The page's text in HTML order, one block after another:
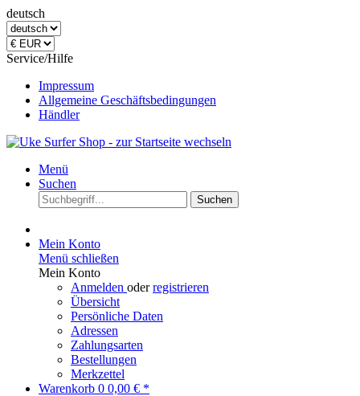
deutsch
Service/Hilfe
Impressum
Allgemeine Geschäftsbedingungen
Händler
Menü
Suchen
Suchen
Mein Konto
Menü schließen
Mein Konto
Anmelden oderregistrieren
Übersicht
Persönliche Daten
Adressen
Zahlungsarten
Bestellungen
Merkzettel
Warenkorb 0 0,00 € *